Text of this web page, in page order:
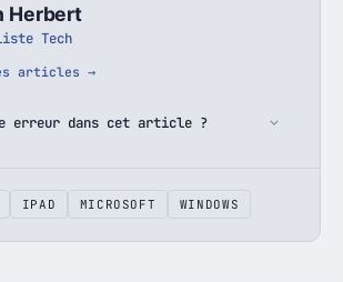
Herbert
Tech
articles →
erreur dans cet article ?
IPAD MICROSOFT WINDOWS